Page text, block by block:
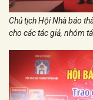
Chủ tịch Hội Nhà báo
cho các tác giả, nhóm